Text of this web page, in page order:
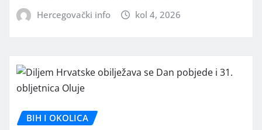
Hercegovački info kol 4, 2026
BIH I OKOLICA